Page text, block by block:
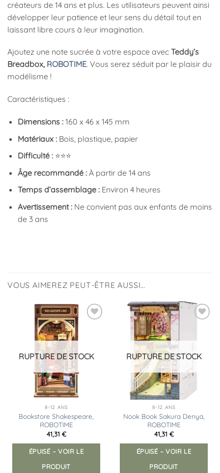
créateurs de 14 ans et plus. Les utilisateurs peuvent ainsi
développer leur patience et leur sens du détail tout en
laissant libre cours à leur imagination.
Ajoutez une note sucrée à votre espace avec Teddy’s
Breadbox, ROBOTIME. Vous serez séduit par le plaisir du
modélisme !
Caractéristiques :
Dimensions :160 x 46 x 145 mm
Matériaux :Bois, plastique, papier
Difficulté :⭐⭐⭐
Âge recommandé :À partir de 14 ans
Temps d’assemblage :Environ 4 heures
Avertissement :Ne convient pas aux enfants de moins
de 3 ans
VOUS AIMEREZ PEUT-ÊTRE AUSSI…
RUPTURE DE STOCK
8-12 ANS
Bookstore Shakespeare,
ROBOTIME
41,31 €
ÉPUISÉ – VOIR LE
PRODUIT
RUPTURE DE STOCK
8-12 ANS
Nook Book Sakura Denya,
ROBOTIME
41,31 €
ÉPUISÉ – VOIR LE
PRODUIT